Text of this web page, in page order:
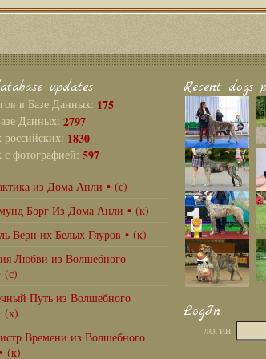
updates
в Базе Данных: 175
Данных: 2797
1830
фотографией: 597
из Дома Анли • (с)
Борг Из Дома Анли • (к)
Верн их Белых Гяуров • (к)
Любви из Волшебного
(с)
Путь из Волшебного
(к)
Времени из Волшебного
(к)
Recent dogs
LogIn
ЛОГИН: